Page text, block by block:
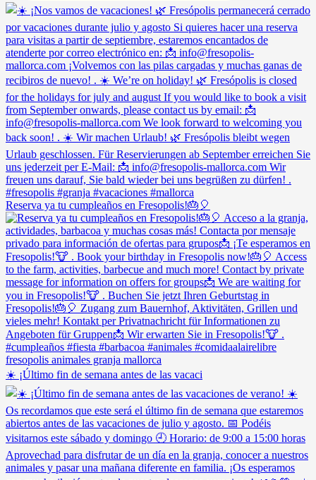
Reserva ya tu cumpleaños en Fresopolis!🎂🎈
☀️ ¡Último fin de semana antes de las vacaci